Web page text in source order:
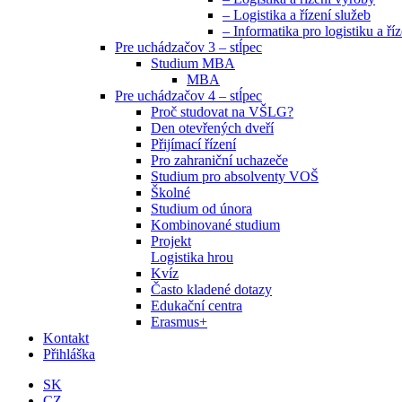
– Logistika a řízení služeb
– Informatika pro logistiku a
Pre uchádzačov 3 – stĺpec
Studium MBA
MBA
Pre uchádzačov 4 – stĺpec
Proč studovat na VŠLG?
Den otevřených dveří
Přijímací řízení
Pro zahraniční uchazeče
Studium pro absolventy VOŠ
Školné
Studium od února
Kombinované studium
Projekt
Logistika hrou
Kvíz
Často kladené dotazy
Edukační centra
Erasmus+
Kontakt
Přihláška
SK